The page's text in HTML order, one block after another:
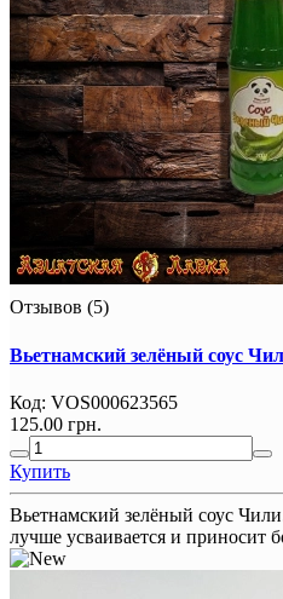
Отзывов (5)
Вьетнамский зелёный соус
Код: VOS000623565
125.00 грн.
Купить
Вьетнамский зелёный соус
лучше усваивается и приносит